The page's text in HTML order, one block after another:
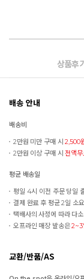
상품후기
배송 안내
배송비
2만원 미만 구매 시2,500
2만원 이상 구매 시전액무
평균 배송일
평일 4시 이전 주문 당일
결제 완료 후 평균 2일 소
택배사의 사정에 따라 다
오프라인 매장 발송은2~3
교환/반품/AS